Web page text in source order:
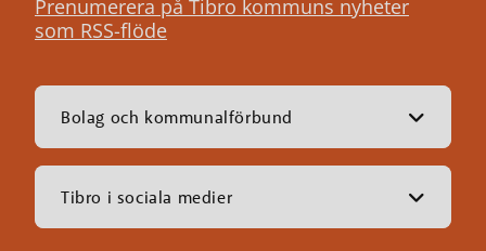
Prenumerera på Tibro kommuns nyheter
som RSS-flöde
Bolag och kommunalförbund
Tibro i sociala medier